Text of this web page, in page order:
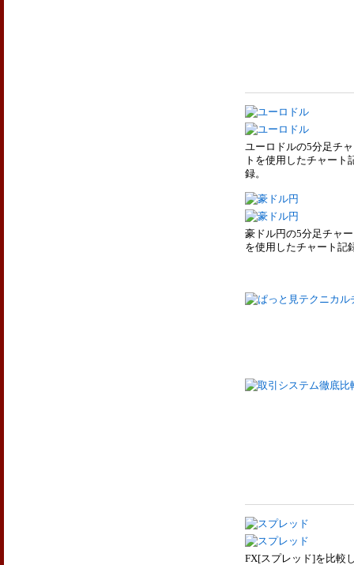
ユーロドルの5分足チ
トを使用したチャート
録。
豪ドル円の5分足チャ
を使用したチャート記
FX[スプレッド]を比較